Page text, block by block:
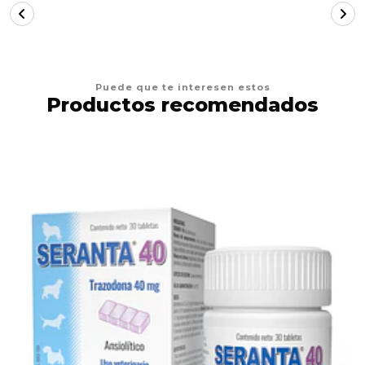
Puede que te interesen estos
Productos recomendados